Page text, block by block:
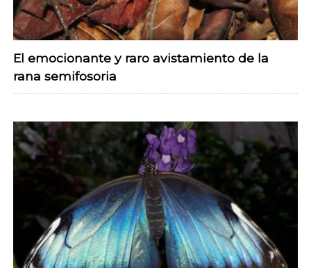
El emocionante y raro avistamiento de la
rana semifosoria